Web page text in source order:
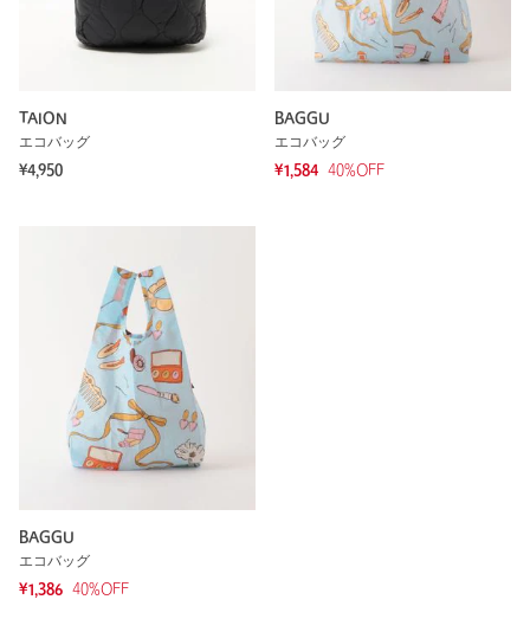
TAION
エコバッグ
¥4,950
BAGGU
エコバッグ
¥1,584
40%OFF
BAGGU
エコバッグ
¥1,386
40%OFF